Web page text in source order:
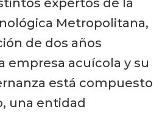
expertos de la
Metropolitana,
de dos años
empresa acuícola y su
está compuesto
una entidad